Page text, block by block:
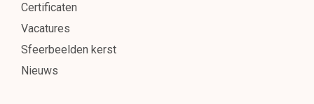
Certificaten
Vacatures
Sfeerbeelden kerst
Nieuws